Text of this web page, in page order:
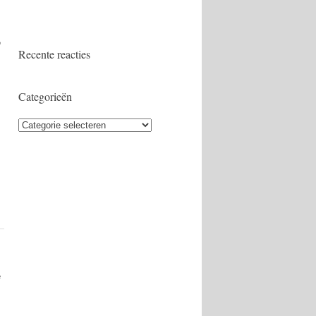
Recente reacties
Categorieën
Categorieën